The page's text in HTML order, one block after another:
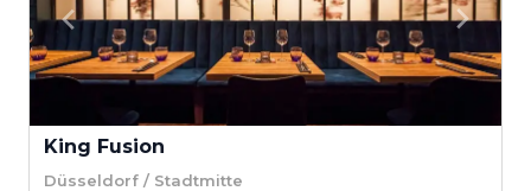
King Fusion
Düsseldorf / Stadtmitte